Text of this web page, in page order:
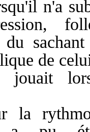
n'a
du
de
jouait
la